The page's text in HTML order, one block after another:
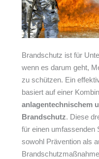
Brandschutz ist für
wenn es darum geht,
zu schützen. Ein
basiert auf einer
anlagentechnischem
Brandschutz. Diese
für einen umfassenden
sowohl Prävention als